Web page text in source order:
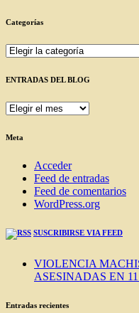
Categorías
Categorías
ENTRADAS DEL BLOG
ENTRADAS
BLOG
Meta
Acceder
Feed de entradas
Feed de comentarios
WordPress.org
SUSCRIBIRSE VIA FEED
VIOLENCIA
ASESINADAS EN
Entradas recientes